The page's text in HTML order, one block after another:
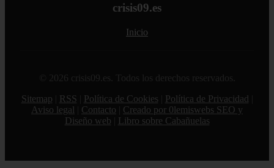
crisis09.es
Inicio
© 2026 crisis09.es. Todos los derechos reservados.
Sitemap
RSS Política de Cookies Política de Privacidad
Aviso legal
Contacto
Creado por 0lemiswebs SEO y
Diseño web
Libro sobre Cabañuelas